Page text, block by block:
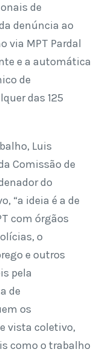
de
denúncia ao
via MPT Pardal
e a automática
de
das 125
Luis
Comissão de
do
“a ideia é a de
com órgãos
o
e outros
pela
de
os
vista coletivo,
como o trabalho